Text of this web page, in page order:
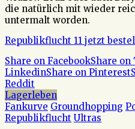
die natürlich mit wieder
untermalt worden.
Republikflucht 11 jetzt
Share on FacebookShare
LinkedinShare on Pinterest
Reddit
Lagerleben
Fankurve Groundhopping
Republikflucht Ultras